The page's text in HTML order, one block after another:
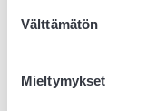
valinta
Välttämätön
Mieltymykset